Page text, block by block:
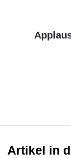
Artikel in